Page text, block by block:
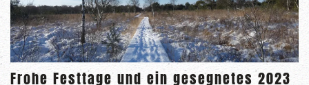
Frohe Festtage und ein gesegnetes 2023